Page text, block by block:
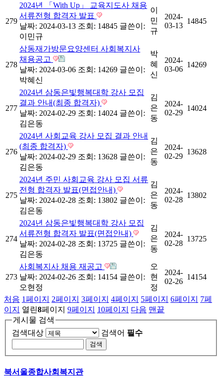
279
2024년 「With Up」 교육지도사 채용
서류전형 합격자 발표
날짜: 2024-03-13 조회: 14845 글쓴이:
이민규
이
민
규
2024-
03-13
14845
278
삼동재가방문요양센터 사회복지사
채용공고
날짜: 2024-03-06 조회: 14269 글쓴이:
박혜신
박
혜
신
2024-
03-06
14269
277
2024년 삼동은빛행복대학 강사 모집
결과 안내(최종 합격자)
날짜: 2024-02-29 조회: 14024 글쓴이:
김은동
김
은
동
2024-
02-29
14024
276
2024년 사회교육 강사 모집 결과 안내
(최종 합격자)
날짜: 2024-02-29 조회: 13628 글쓴이:
김은동
김
은
동
2024-
02-29
13628
275
2024년 주민 사회교육 강사 모집 서류
전형 합격자 발표(면접안내)
날짜: 2024-02-28 조회: 13802 글쓴이:
김은동
김
은
동
2024-
02-28
13802
274
2024년 삼동은빛행복대학 강사 모집
서류전형 합격자 발표(면접안내)
날짜: 2024-02-28 조회: 13725 글쓴이:
김은동
김
은
동
2024-
02-28
13725
273
사회복지사 채용 재공고
날짜: 2024-02-26 조회: 14154 글쓴이:
오현정
오
현
정
2024-
02-26
14154
처음 1페이지 2페이지 3페이지 4페이지 5페이지 6페이지 7페
이지
열린8페이지 9페이지 10페이지 다음 맨끝
게시물 검색
검색대상
검색어 필수
북서울종합사회복지관